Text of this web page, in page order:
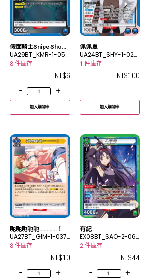
假面騎士Snipe Shooti
ng Gamer Level 2
UA29BT_KMR-1-054
C
8 件庫存
NT$6
-
+
加入購物車
佩佩夏
UA24BT_SHY-1-029
SR
1 件庫存
NT$100
加入購物車
呃呃呃呃呃…………！
UA27BT_GIM-1-037
U
8 件庫存
NT$10
-
+
有紀
EX08BT_SAO-2-069
SR
2 件庫存
NT$44
-
+